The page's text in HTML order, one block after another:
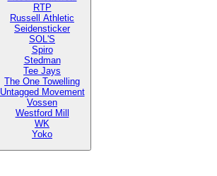
RTP
Russell Athletic
Seidensticker
SOL'S
Spiro
Stedman
Tee Jays
The One Towelling
Untagged Movement
Vossen
Westford Mill
WK
Yoko